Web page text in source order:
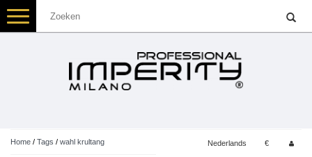
Toggle
navigation
Home / Tags / wahl krultang Nederlands €